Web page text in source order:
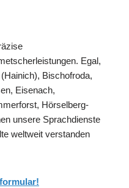
Egal,
Bischofroda,
Eisenach,
Hörselberg-
unsere Sprachdienste
weltweit verstanden